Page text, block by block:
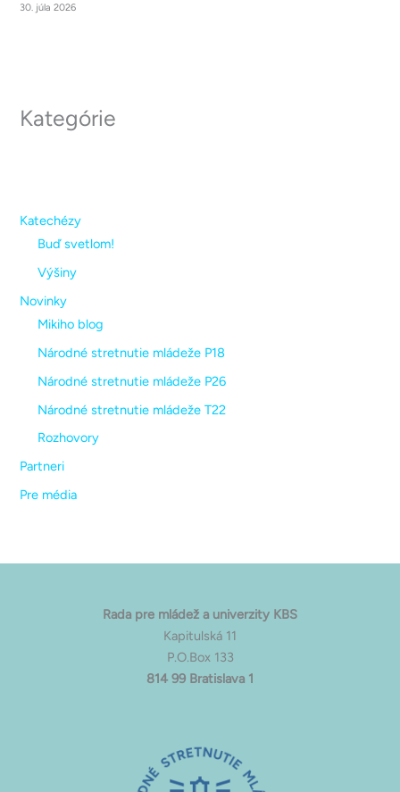
30. júla 2026
Kategórie
Katechézy
Buď svetlom!
Výšiny
Novinky
Mikiho blog
Národné stretnutie mládeže P18
Národné stretnutie mládeže P26
Národné stretnutie mládeže T22
Rozhovory
Partneri
Pre média
Rada pre mládež a univerzity KBS
Kapitulská 11
P.O.Box 133
814 99 Bratislava 1